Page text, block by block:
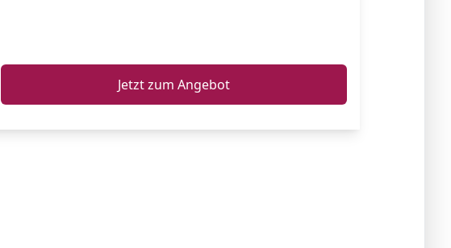
Jetzt zum Angebot